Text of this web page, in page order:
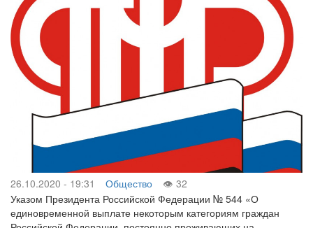
26.10.2020 - 19:31 Общество
32
Указом Президента Российской Федерации № 544 «О
единовременной выплате некоторым категориям граждан